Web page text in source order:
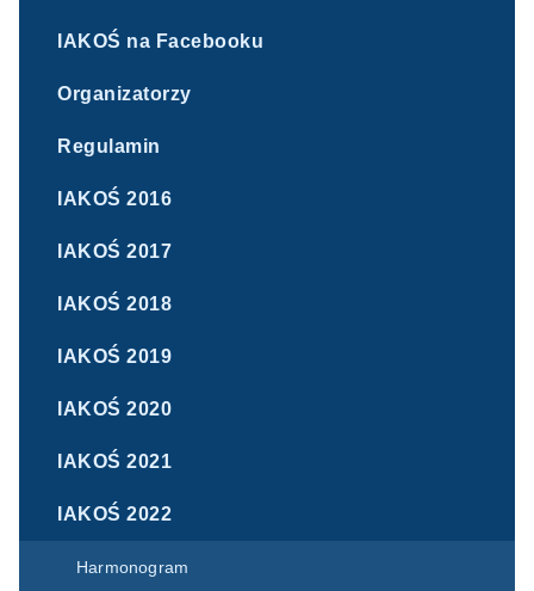
IAKOŚ na Facebooku
Organizatorzy
Regulamin
IAKOŚ 2016
IAKOŚ 2017
IAKOŚ 2018
IAKOŚ 2019
IAKOŚ 2020
IAKOŚ 2021
IAKOŚ 2022
Harmonogram